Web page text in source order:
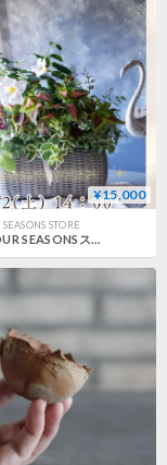
¥15,000
STORE
【FOUR SEASONSスクール】8/22(土)Green life Zoom webinars ワークショップ 無料視聴+花材セット